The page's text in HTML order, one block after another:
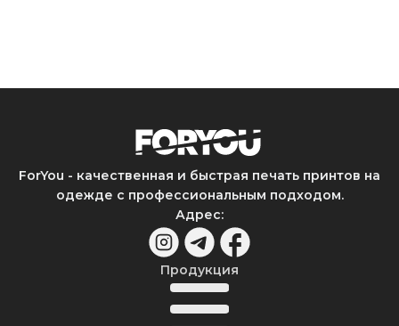
ForYou - качественная и быстрая печать принтов на
одежде с профессиональным подходом.
Адрес:
Продукция